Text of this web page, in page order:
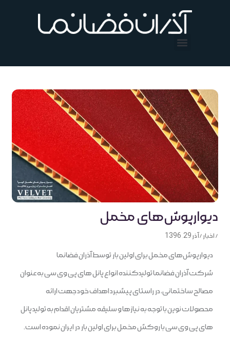
دیوارپوش‌های مخمل
/اخبار/آذر 29, 1396
دیوارپوش‌های مخمل برای اولین بار توسط آذران فضانما
شرکت آذران فضانما تولیدکننده انواع پانل های پی وی سی به عنوان
مصالح ساختمانی، در راستای پیشبرد اهداف خود جهت ارائه
محصولات نوین با توجه به نیازها و سلیقه مشتریان اقدام به تولید پانل
های پی وی سی با روکش مخمل برای اولین بار در ایران نموده است.